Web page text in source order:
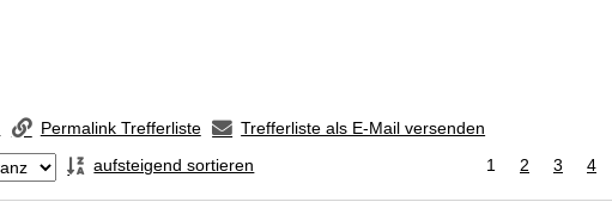
Permalink Trefferliste Trefferliste als E-Mail versenden
aufsteigend sortieren 1 2 3 4